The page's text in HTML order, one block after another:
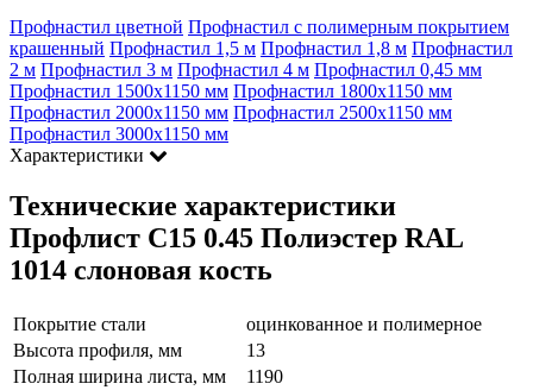
Профнастил цветной Профнастил с полимерным покрытием
крашенный Профнастил 1,5 м Профнастил 1,8 м Профнастил
2 м Профнастил 3 м Профнастил 4 м Профнастил 0,45 мм
Профнастил 1500х1150 мм Профнастил 1800х1150 мм
Профнастил 2000х1150 мм Профнастил 2500х1150 мм
Профнастил 3000х1150 мм
Характеристики
Технические характеристики
Профлист С15 0.45 Полиэстер RAL
1014 слоновая кость
Покрытие стали
оцинкованное и полимерное
Высота профиля, мм
13
Полная ширина листа, мм
1190